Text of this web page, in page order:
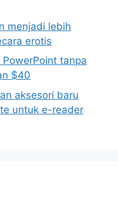
menjadi lebih
erotis
tanpa
$40
aksesori baru
untuk e-reader